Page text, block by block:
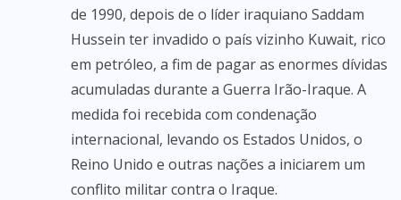
de 1990, depois de o líder iraquiano Saddam
Hussein ter invadido o país vizinho Kuwait, rico
em petróleo, a fim de pagar as enormes dívidas
acumuladas durante a Guerra Irão-Iraque. A
medida foi recebida com condenação
internacional, levando os Estados Unidos, o
Reino Unido e outras nações a iniciarem um
conflito militar contra o Iraque.